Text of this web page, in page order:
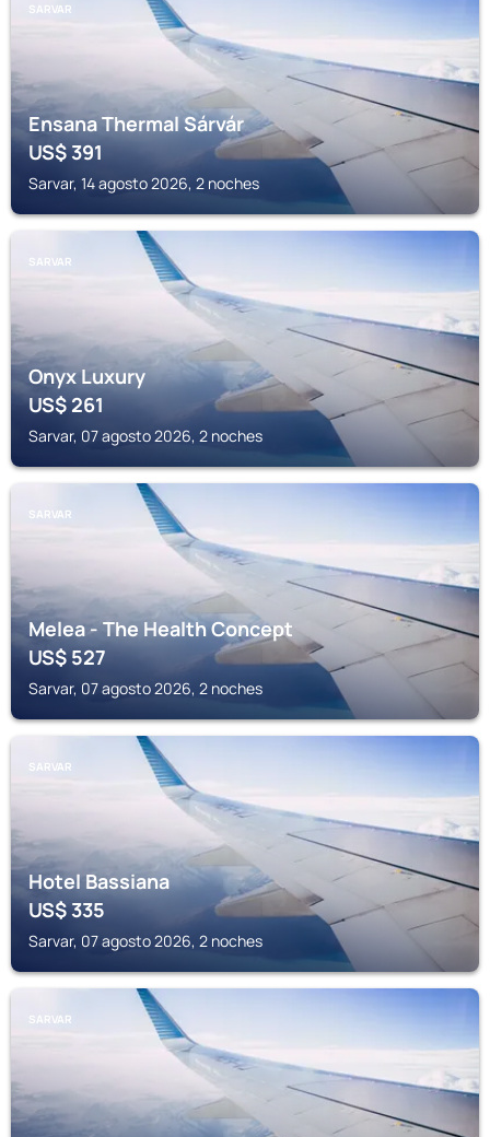
SARVAR
Ensana Thermal Sárvár
US$391
Sarvar, 14 agosto 2026, 2 noches
SARVAR
Onyx Luxury
US$261
Sarvar, 07 agosto 2026, 2 noches
SARVAR
Melea - The Health Concept
US$527
Sarvar, 07 agosto 2026, 2 noches
SARVAR
Hotel Bassiana
US$335
Sarvar, 07 agosto 2026, 2 noches
SARVAR